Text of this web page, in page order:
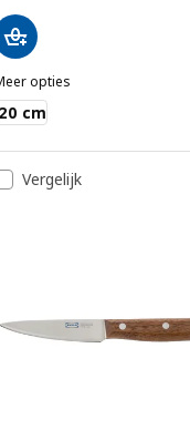
opties
cm
Vergelijk